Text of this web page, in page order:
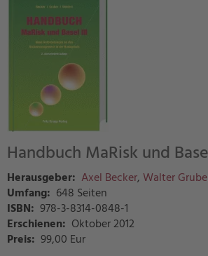
Handbuch MaRisk und
Herausgeber: Axel Becker, Walter
Umfang: 648 Seiten
ISBN: 978-3-8314-0848-1
Erschienen: Oktober 2012
Preis: 99,00 Eur